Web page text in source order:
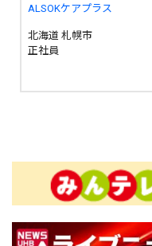
ALSOKケアプラス
北海道 札幌市
正社員